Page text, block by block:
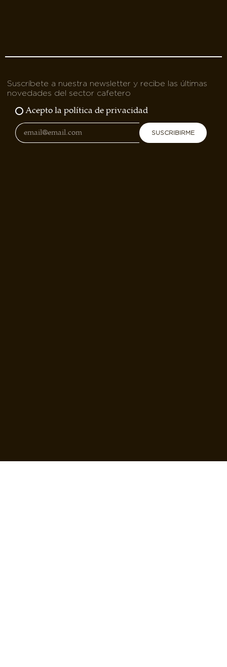
Suscríbete a nuestra newsletter y recibe las últimas
novedades del sector cafetero
Acepto la política de privacidad
SUSCRIBIRME